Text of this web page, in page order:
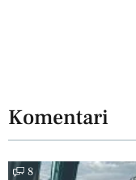
Komentari
8